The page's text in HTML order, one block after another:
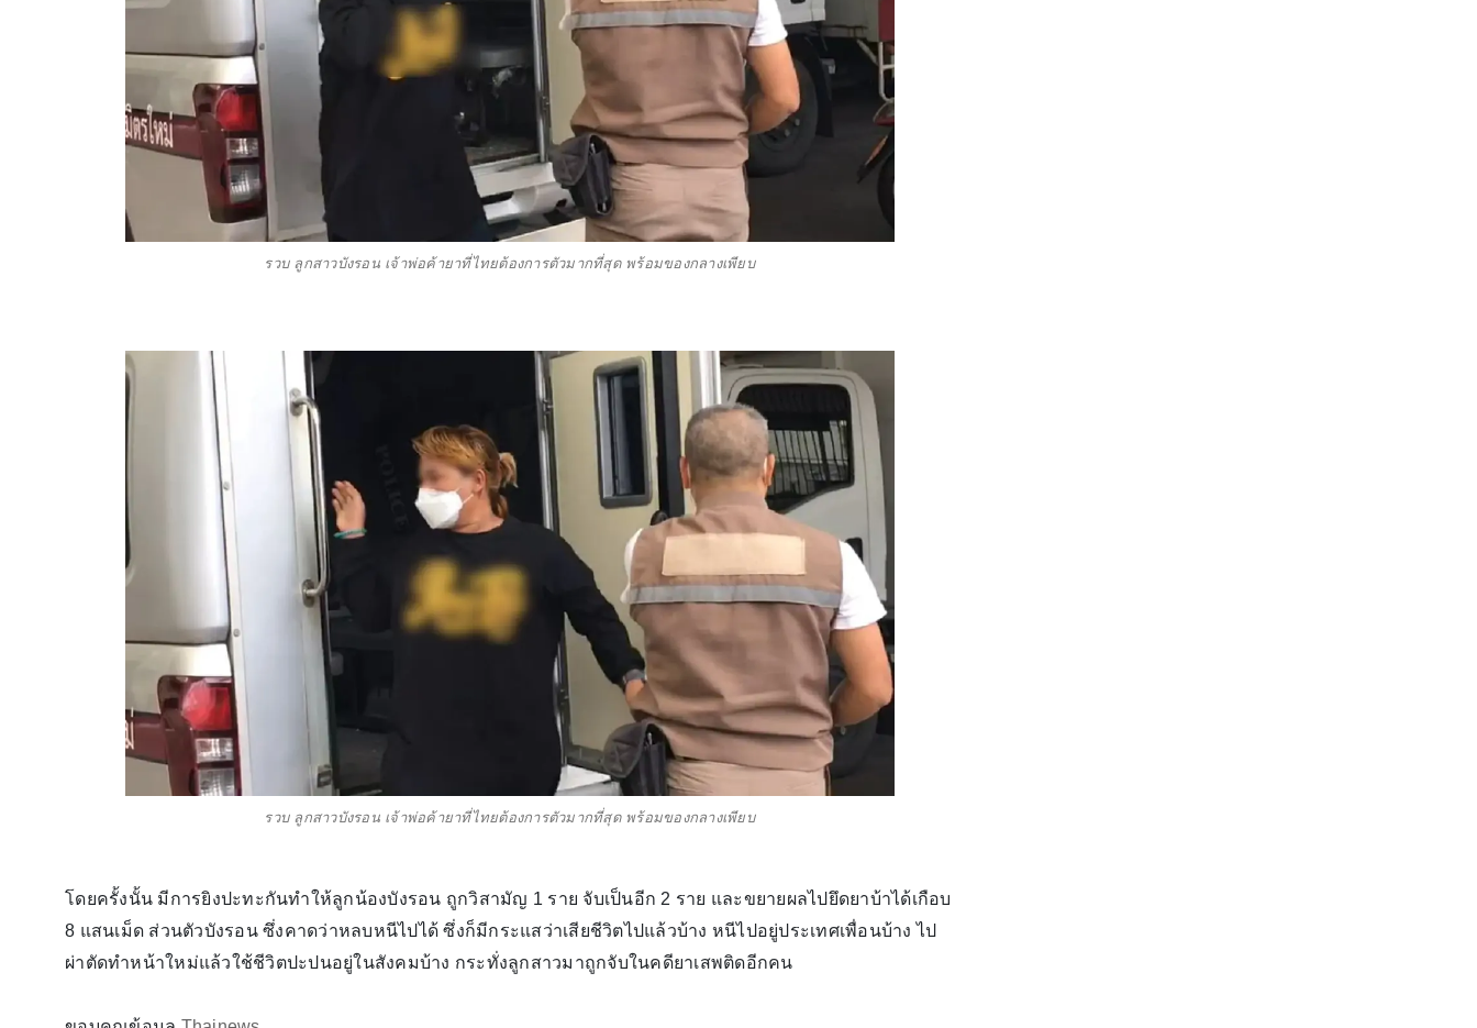
รวบ ลูกสาวบังรอน เจ้าพ่อค้ายาที่ไทยต้องการตัวมากที่สุด พร้อมของกลางเพียบ
รวบ ลูกสาวบังรอน เจ้าพ่อค้ายาที่ไทยต้องการตัวมากที่สุด พร้อมของกลางเพียบ
โดยครั้งนั้น มีการยิงปะทะกันทำให้ลูกน้องบังรอน ถูกวิสามัญ 1 ราย จับเป็นอีก 2 ราย และขยายผลไปยึดยาบ้าได้เกือบ
8 แสนเม็ด ส่วนตัวบังรอน ซึ่งคาดว่าหลบหนีไปได้ ซึ่งก็มีกระแสว่าเสียชีวิตไปแล้วบ้าง หนีไปอยู่ประเทศเพื่อนบ้าง ไป
ผ่าตัดทำหน้าใหม่แล้วใช้ชีวิตปะปนอยู่ในสังคมบ้าง กระทั่งลูกสาวมาถูกจับในคดียาเสพติดอีกคน